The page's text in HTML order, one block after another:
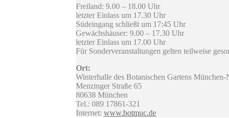
Freiland: 9.00 – 18.00 Uhr
letzter Einlass um 17.30 Uhr
Südeingang schließt um 17:45 Uhr
Gewächshäuser: 9.00 – 17.30 Uhr
letzter Einlass um 17.00 Uhr
Für Sonderveranstaltungen gelten teilweise
Ort:
Winterhalle des Botanischen Gartens
Menzinger Straße 65
80638 München
Tel.: 089 17861-321
Internet: www.botmuc.de